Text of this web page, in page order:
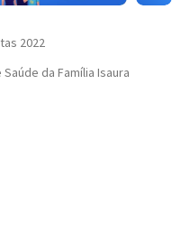
2022
da Família Isaura